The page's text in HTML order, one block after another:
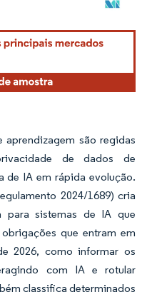
atribuição conforme CC BY 4.0.
aprendizagem são regidas
de dados de
de IA em rápida evolução.
2024/1689) cria
para sistemas de IA que
que entram em
2026, como informar os
com IA e rotular
classifica determinados